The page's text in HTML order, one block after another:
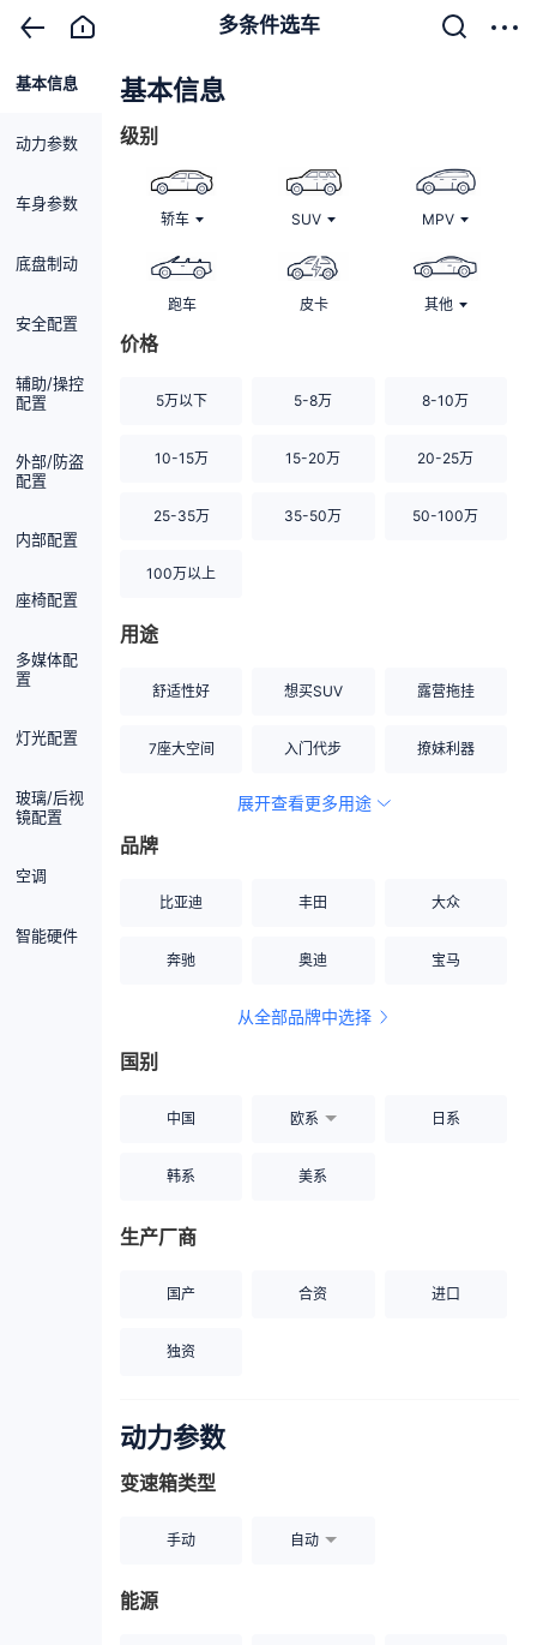
多条件选车
基本信息
动力参数
车身参数
底盘制动
安全配置
辅助/操控
配置
外部/防盗
配置
内部配置
座椅配置
多媒体配
置
灯光配置
玻璃/后视
镜配置
空调
智能硬件
基本信息
级别
轿车 SUV MPV
跑车 皮卡 其他
价格
5万以下 5-8万 8-10万
10-15万 15-20万 20-25万
25-35万 35-50万 50-100万
100万以上
用途
舒适性好 想买SUV 露营拖挂
7座大空间 入门代步 撩妹利器
空间宽敞
展开查看更多用途
品牌
比亚迪 丰田 大众
奔驰 奥迪 宝马
从全部品牌中选择
国别
中国 欧系 日系
韩系 美系
生产厂商
国产 合资 进口
独资
动力参数
变速箱类型
手动 自动
能源